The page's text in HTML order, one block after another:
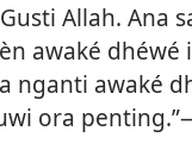
Allah. Ana
awaké dhéwé
nganti awaké
ora